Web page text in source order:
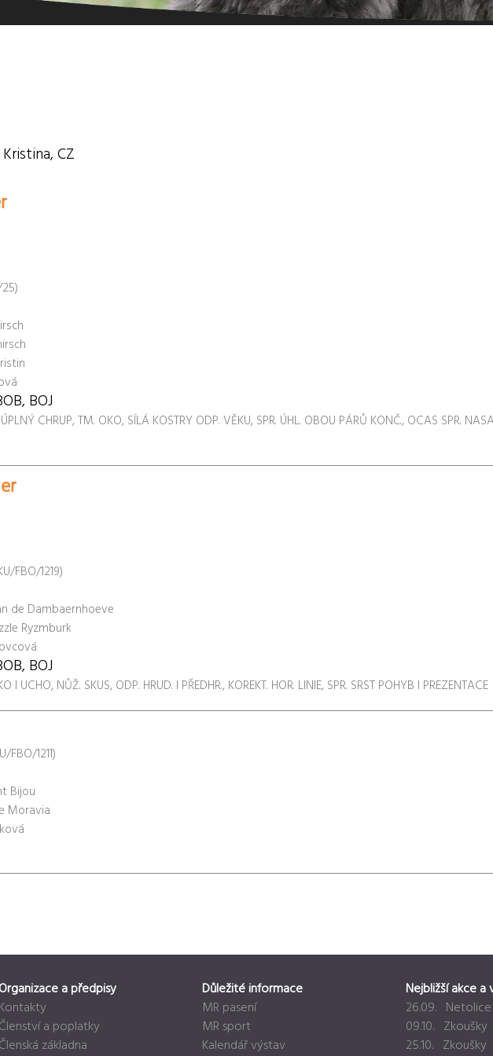
CZ
BOJ
CHRUP, TM. OKO, SÍLÁ KOSTRY ODP. VĚKU, SPR. ÚHL. OBOU PÁRŮ KONČ., OCAS SPR.
FBO/1219)
de Dambaernhoeve
Ryzmburk
BOJ
I UCHO, NŮŽ. SKUS, ODP. HRUD. I PŘEDHR., KOREKT. HOR. LINIE, SPR. SRST POHYB I PREZENTACE
FBO/1211)
Bijou
Moravia
Organizace a předpisy
Kontakty
Členství a poplatky
Členská základna
Důležité informace
MR pasení
MR sport
Kalendář výstav
Nejbližší akce a
26.09. Netolice
09.10. Zkoušky
25.10. Zkoušky